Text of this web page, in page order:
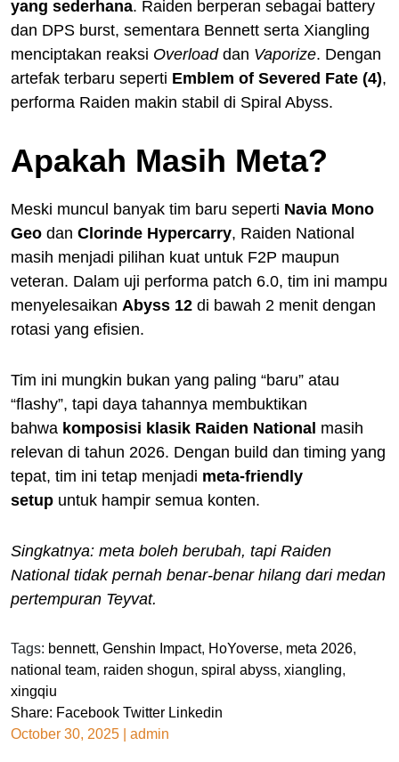
yang sederhana. Raiden berperan sebagai battery
dan DPS burst, sementara Bennett serta Xiangling
menciptakan reaksi Overloaddan Vaporize. Dengan
artefak terbaru seperti Emblem of Severed Fate (4),
performa Raiden makin stabil di Spiral Abyss.
Apakah Masih Meta?
Meski muncul banyak tim baru seperti Navia Mono
Geo dan Clorinde Hypercarry, Raiden National
masih menjadi pilihan kuat untuk F2P maupun
veteran. Dalam uji performa patch 6.0, tim ini mampu
menyelesaikan Abyss 12 di bawah 2 menit dengan
rotasi yang efisien.
Tim ini mungkin bukan yang paling “baru” atau
“flashy”, tapi daya tahannya membuktikan
bahwa komposisi klasik Raiden National masih
relevan di tahun 2026. Dengan build dan timing yang
tepat, tim ini tetap menjadi meta-friendly
setup untuk hampir semua konten.
Singkatnya: meta boleh berubah, tapi Raiden
National tidak pernah benar-benar hilang dari medan
pertempuran Teyvat.
Tags: bennett, Genshin Impact, HoYoverse, meta 2026,
national team, raiden shogun, spiral abyss, xiangling,
xingqiu
Share: Facebook Twitter Linkedin
October 30, 2025
admin